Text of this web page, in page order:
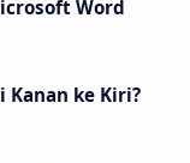
Word
ke Kiri?